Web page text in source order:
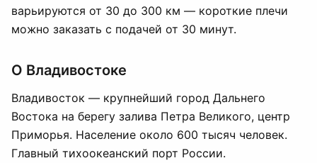
варьируются от 30 до 300 км — короткие плечи
можно заказать с подачей от 30 минут.
О Владивостоке
Владивосток — крупнейший город Дальнего
Востока на берегу залива Петра Великого, центр
Приморья. Население около 600 тысяч человек.
Главный тихоокеанский порт России.